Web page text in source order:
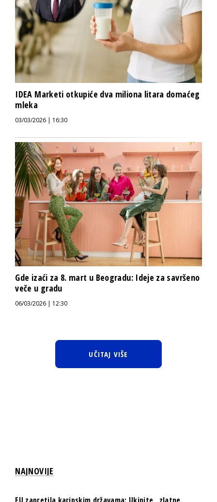
IDEA Marketi otkupiće dva miliona litara domaćeg
mleka
03/03/2026 | 16:30
Gde izaći za 8. mart u Beogradu: Ideje za savršeno
veče u gradu
06/03/2026 | 12:30
UČITAJ VIŠE
NAJNOVIJE